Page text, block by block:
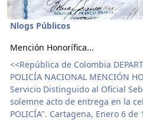
Nlogs Públicos
Mención Honorífica...
<<República de Colombia DEPARTAMENTO DE BOLÍVAR
POLICÍA NACIONAL MENCIÓN HONORÍFICA Se concede por
Servicio Distinguido al Oficial
solemne acto de entrega en la
POLICÍA". Cartagena, Enero 6 de 1'945 (era en ese momento